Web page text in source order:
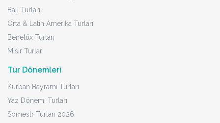
Bali Turları
Orta & Latin Amerika Turları
Benelüx Turları
Mısır Turları
Tur Dönemleri
Kurban Bayramı Turları
Yaz Dönemi Turları
Sömestr Turları 2026